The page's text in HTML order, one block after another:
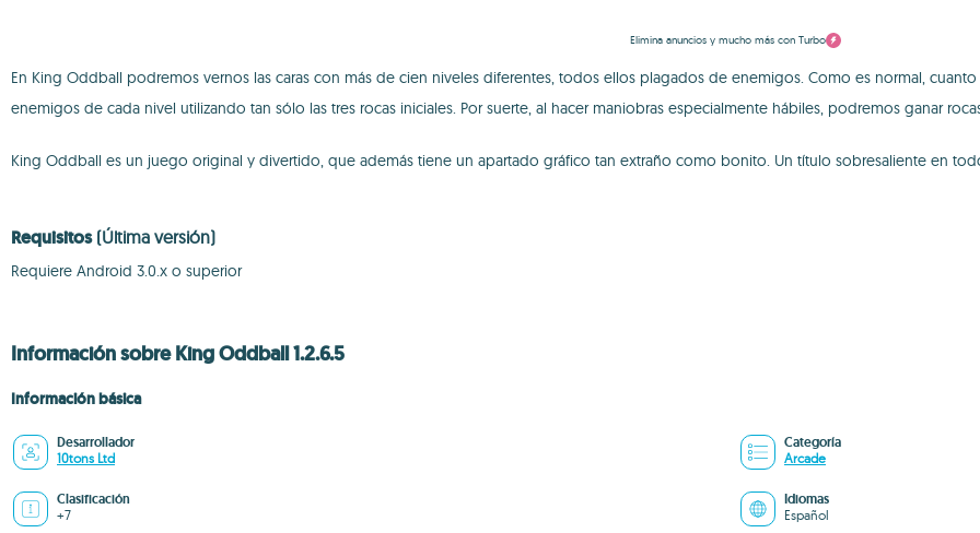
Elimina anuncios y mucho más con Turbo
En King Oddball podremos vernos las caras con más de cien niveles diferentes, todos ellos plagados de enemigos. Como es normal,
enemigos de cada nivel utilizando tan sólo las tres rocas iniciales. Por suerte, al hacer maniobras especialmente hábiles, podremos ganar
King Oddball es un juego original y divertido, que además tiene un apartado gráfico tan extraño como bonito. Un título sobresaliente en
Requisitos (Última versión)
Requiere Android 3.0.x o superior
Información sobre King Oddball 1.2.6.5
Información básica
Desarrollador
10tons Ltd
Categoría
Arcade
Clasificación
+7
Idiomas
Español